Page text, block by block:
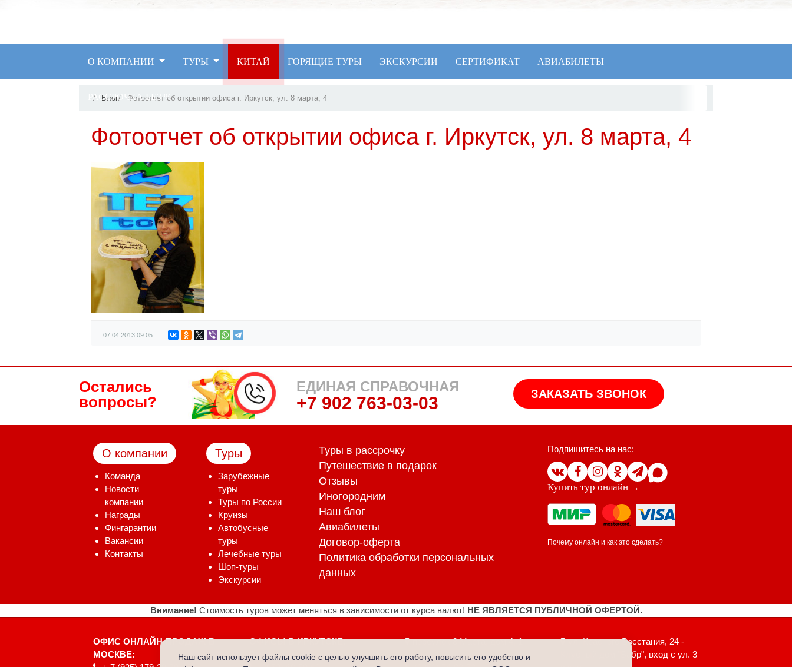
О КОМПАНИИ ТУРЫ КИТАЙ ГОРЯЩИЕ ТУРЫ ЭКСКУРСИИ СЕРТИФИКАТ АВИАБИЛЕТЫ
РАССРОЧКА БЕЗ %
Блог Фотоотчет об открытии офиса г. Иркутск, ул. 8 марта, 4
Фотоотчет об открытии офиса г. Иркутск, ул. 8 марта, 4
07.04.2013 09:05
Остались
вопросы?
ЕДИНАЯ СПРАВОЧНАЯ
+7 902 763-03-03 ЗАКАЗАТЬ ЗВОНОК
О компании
Команда
Новости
компании
Награды
Фингарантии
Вакансии
Контакты
Туры
Зарубежные
туры
Туры по России
Круизы
Автобусные
туры
Лечебные туры
Шоп-туры
Экскурсии
Туры в рассрочку
Путешествие в подарок
Отзывы
Иногородним
Наш блог
Авиабилеты
Договор-оферта
Политика обработки персональных
данных
Подпишитесь на нас:
Купить тур онлайн →
Почему онлайн и как это сделать?
Наш сайт использует файлы cookie с целью улучшить его работу, повысить его удобство и
Внимание! Стоимость туров может меняться в зависимости от курса валют! НЕ ЯВЛЯЕТСЯ ПУБЛИЧНОЙ ОФЕРТОЙ.
ОФИС ОНЛАЙН-ПРОДАЖ В
МОСКВЕ:
ОФИСЫ В ИРКУТСКЕ:
ул.Канадзавы, дом 1, 1 этаж
переулок 8 Марта, дом 4, 1
этаж
ул. Красного Восстания, 24 -
Клубный дом "Бабр", вход с ул. 3